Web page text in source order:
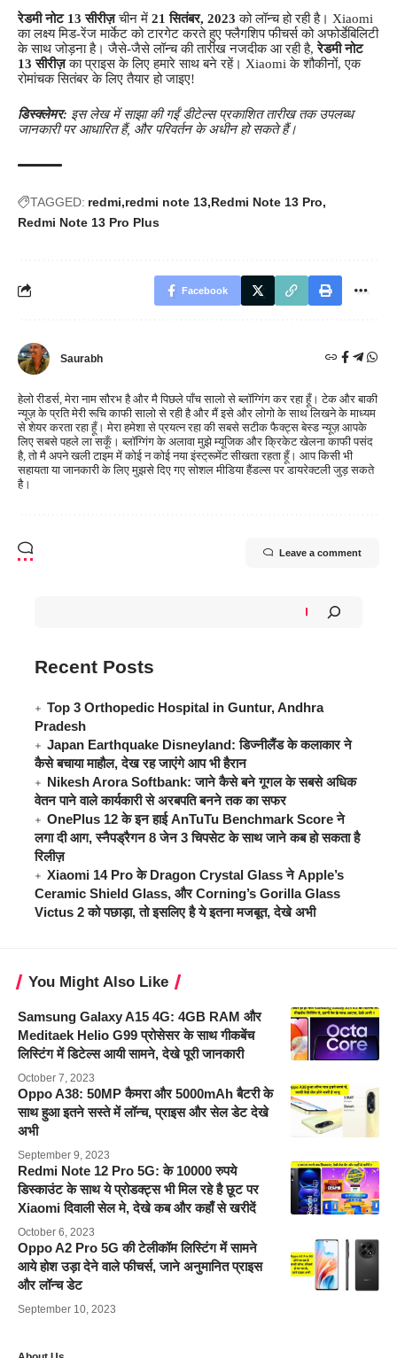
रेडमी नोट 13 सीरीज़चीन में 21 सितंबर, 2023 को लॉन्च हो रही है। Xiaomi
का लक्ष्य मिड-रेंज मार्केट को टारगेट करते हुए फ्लैगशिप फीचर्स को अफोर्डेबिलिटी
के साथ जोड़ना है। जैसे-जैसे लॉन्च की तारीख नजदीक आ रही है,रेडमी नोट
13 सीरीज़का प्राइस के लिए हमारे साथ बने रहें। Xiaomi के शौकीनों, एक
रोमांचक सितंबर के लिए तैयार हो जाइए!
डिस्क्लेमर: इस लेख में साझा की गईं डीटेल्स प्रकाशित तारीख तक उपलब्ध
जानकारी पर आधारित हैं, और परिवर्तन के अधीन हो सकते हैं।
TAGGED: redmi redmi note 13 Redmi Note 13 Pro
Redmi Note 13 Pro Plus
Facebook
Saurabh
हेलो रीडर्स, मेरा नाम सौरभ है और मै पिछले पाँच सालो से ब्लॉग्गिंग कर रहा हूँ। टेक और बाकी
न्यूज़ के प्रति मेरी रूचि काफी सालो से रही है और मैं इसे और लोगो के साथ लिखने के माध्यम
से शेयर करता रहा हूँ। मेरा हमेशा से प्रयत्न रहा की सबसे सटीक फैक्ट्स बेस्ड न्यूज़ आपके
लिए सबसे पहले ला सकूँ। ब्लॉग्गिंग के अलावा मुझे म्यूजिक और क्रिकेट खेलना काफी पसंद
है, तो मै अपने खली टाइम में कोई न कोई नया इंस्ट्रूमेंट सीखता रहता हूँ। आप किसी भी
सहायता या जानकारी के लिए मुझसे दिए गए सोशल मीडिया हैंडल्स पर डायरेक्टली जुड़ सकते
है।
Leave a comment
Recent Posts
Top 3 Orthopedic Hospital in Guntur, Andhra
Pradesh
Japan Earthquake Disneyland: डिज्नीलैंड के कलाकार ने
कैसे बचाया माहौल, देख रह जाएंगे आप भी हैरान
Nikesh Arora Softbank: जाने कैसे बने गूगल के सबसे अधिक
वेतन पाने वाले कार्यकारी से अरबपति बनने तक का सफर
OnePlus 12 के इन हाई AnTuTu Benchmark Score ने
लगा दी आग, स्नैपड्रैगन 8 जेन 3 चिपसेट के साथ जाने कब हो सकता है
रिलीज़
Xiaomi 14 Pro के Dragon Crystal Glass ने Apple’s
Ceramic Shield Glass, और Corning’s Gorilla Glass
Victus 2 को पछाड़ा, तो इसलिए है ये इतना मजबूत, देखे अभी
You Might Also Like
Samsung Galaxy A15 4G: 4GB RAM और
Meditaek Helio G99 प्रोसेसर के साथ गीकबेंच
लिस्टिंग में डिटेल्स आयी सामने, देखे पूरी जानकारी
October 7, 2023
Oppo A38: 50MP कैमरा और 5000mAh बैटरी के
साथ हुआ इतने सस्ते में लॉन्च, प्राइस और सेल डेट देखे
अभी
September 9, 2023
Redmi Note 12 Pro 5G: के 10000 रुपये
डिस्काउंट के साथ ये प्रोडक्ट्स भी मिल रहे है छूट पर
Xiaomi दिवाली सेल मे, देखे कब और कहाँ से खरीदें
October 6, 2023
Oppo A2 Pro 5G की टेलीकॉम लिस्टिंग में सामने
आये होश उड़ा देने वाले फीचर्स, जाने अनुमानित प्राइस
और लॉन्च डेट
September 10, 2023